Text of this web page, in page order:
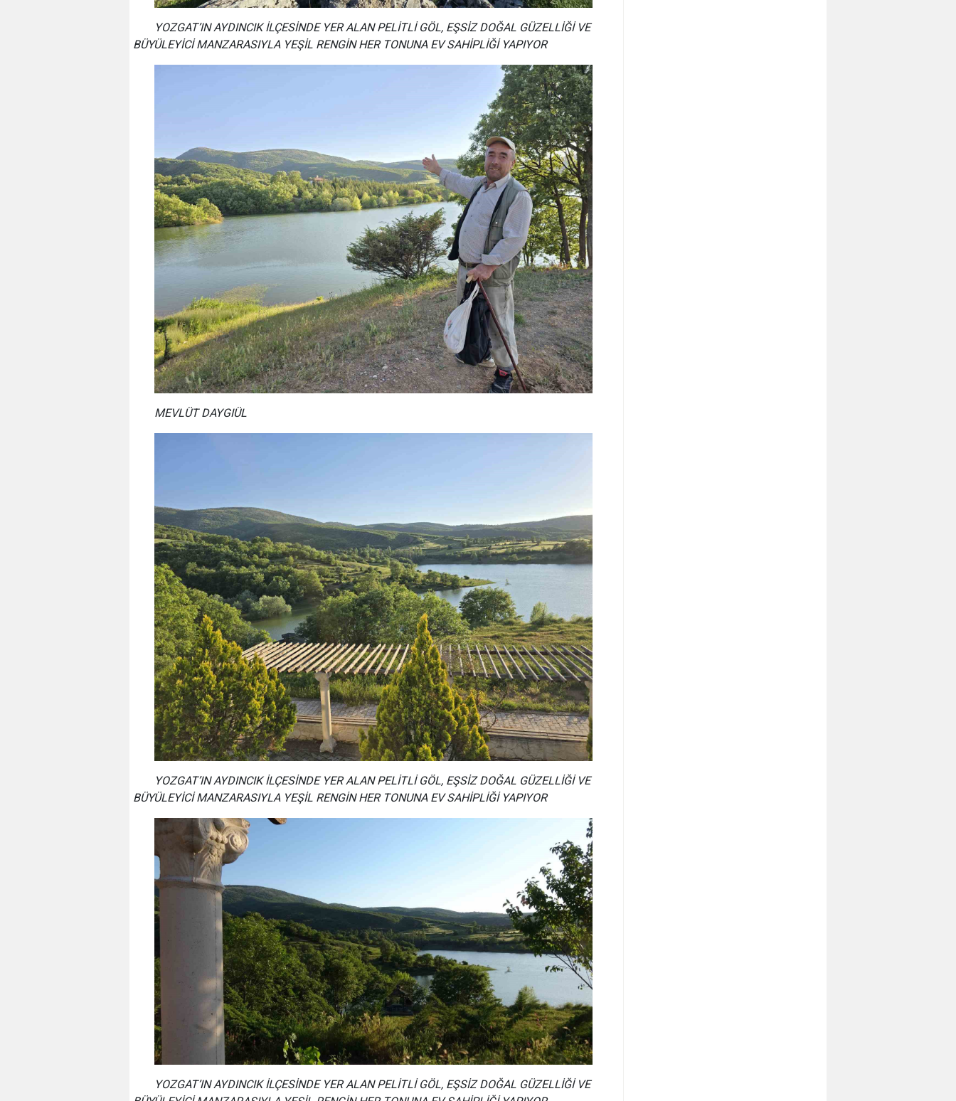
YOZGAT’IN AYDINCIK İLÇESİNDE YER ALAN PELİTLİ GÖL, EŞSİZ DOĞAL GÜZELLİĞİ VE
BÜYÜLEYİCİ MANZARASIYLA YEŞİL RENGİN HER TONUNA EV SAHİPLİĞİ YAPIYOR
MEVLÜT DAYGIÜL
YOZGAT’IN AYDINCIK İLÇESİNDE YER ALAN PELİTLİ GÖL, EŞSİZ DOĞAL GÜZELLİĞİ VE
BÜYÜLEYİCİ MANZARASIYLA YEŞİL RENGİN HER TONUNA EV SAHİPLİĞİ YAPIYOR
YOZGAT’IN AYDINCIK İLÇESİNDE YER ALAN PELİTLİ GÖL, EŞSİZ DOĞAL GÜZELLİĞİ VE